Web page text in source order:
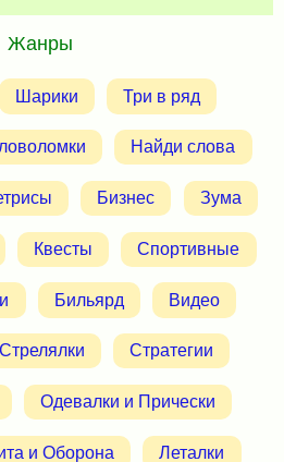
Жанры
Шарики Три в ряд
Найди слова
Бизнес Зума
Квесты Спортивные
Бильярд Видео
Стрелялки Стратегии
Одевалки и Прически
и Оборона Леталки